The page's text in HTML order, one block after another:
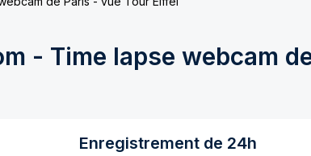
- Time lapse webcam
Enregistrement de 24h